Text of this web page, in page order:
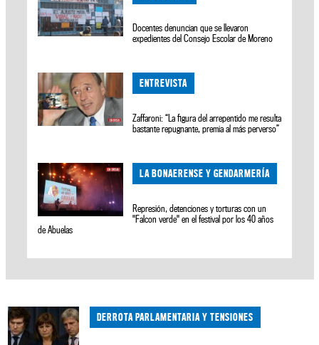
Docentes denuncian que se llevaron
expedientes del Consejo Escolar de Moreno
ENTREVISTA
Zaffaroni: “La figura del arrepentido me resulta
bastante repugnante, premia al más perverso”
LA BONAERENSE Y GENDARMERÍA
Represión, detenciones y torturas con un
"Falcon verde" en el festival por los 40 años
de Abuelas
DERROTA PARLAMENTARIA Y TENSIONES